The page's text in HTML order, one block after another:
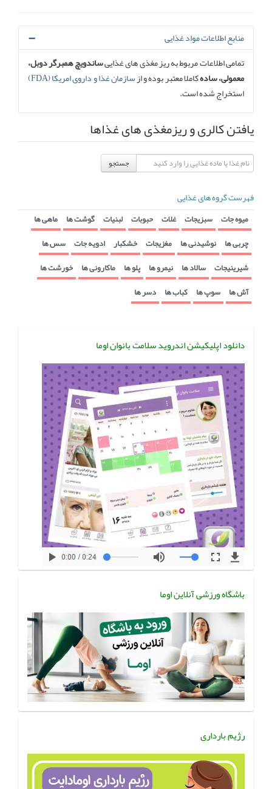
منابع اطلاعات مواد غذایی
تمامی اطلاعات مربوط به ریز مغذی های غذاییساندویچ همبرگر دوبل،
معمولی، سادهکاملا معتبر بوده و ازسازمان غذا و داروی امریکا (FDA)
استخراج شده است.
یافتن کالری و ریزمغذی های غذاها
جستجو
فهرست گروه های غذایی
میوه جات سبزیجات غلات حبوبات لبنیات گوشت ها ماهی ها
چربی ها نوشیدنی ها مغزیجات خشکبار ادویه جات سس ها
شیرینیجات سالاد ها نیمرو ها پلو ها ماکارونی ها خورشت ها
آش ها سوپ ها کباب ها دسر ها
دانلود اپلیکیشن اندروید سلامت بانوان اوما
باشگاه ورزشی آنلاین اوما
رژیم بارداری